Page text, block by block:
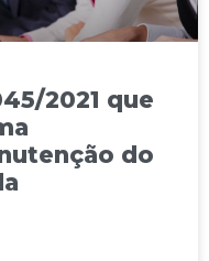
2021 que
do